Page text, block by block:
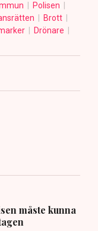
Polisen
Brott
Drönare
måste kunna